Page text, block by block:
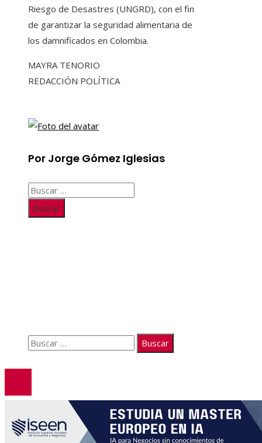
Riesgo de Desastres (UNGRD), con el fin
de garantizar la seguridad alimentaria de
los damnificados en Colombia.
MAYRA TENORIO
REDACCIÓN POLÍTICA
Por Jorge Gómez Iglesias
Buscar:
Buscar: